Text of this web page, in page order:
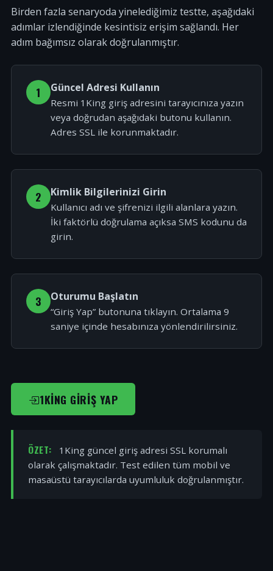
Birden fazla senaryoda yinelediğimiz testte, aşağıdaki
adımlar izlendiğinde kesintisiz erişim sağlandı. Her
adım bağımsız olarak doğrulanmıştır.
1 Güncel Adresi Kullanın
Resmi 1King giriş adresini tarayıcınıza yazın
veya doğrudan aşağıdaki butonu kullanın.
Adres SSL ile korunmaktadır.
2 Kimlik Bilgilerinizi Girin
Kullanıcı adı ve şifrenizi ilgili alanlara yazın.
İki faktörlü doğrulama açıksa SMS kodunu da
girin.
3 Oturumu Başlatın
“Giriş Yap” butonuna tıklayın. Ortalama 9
saniye içinde hesabınıza yönlendirilirsiniz.
1KING GIRIŞ YAP
ÖZET:
1King güncel giriş adresi SSL korumalı
olarak çalışmaktadır. Test edilen tüm mobil ve
masaüstü tarayıcılarda uyumluluk doğrulanmıştır.